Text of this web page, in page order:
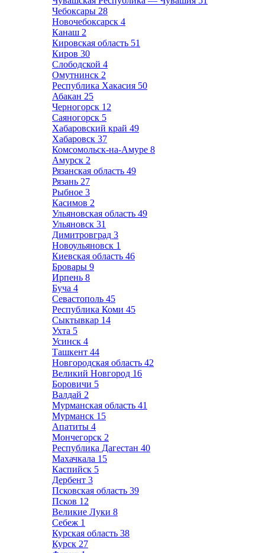
Чебоксары 28
Новочебоксарск 4
Канаш 2
Кировская область 51
Киров 30
Слободской 4
Омутнинск 2
Республика Хакасия 50
Абакан 25
Черногорск 12
Саяногорск 5
Хабаровский край 49
Хабаровск 37
Комсомольск-на-Амуре 8
Амурск 2
Рязанская область 49
Рязань 27
Рыбное 3
Касимов 2
Ульяновская область 49
Ульяновск 31
Димитровград 3
Новоульяновск 1
Киевская область 46
Бровары 9
Ирпень 8
Буча 4
Севастополь 45
Республика Коми 45
Сыктывкар 14
Ухта 5
Усинск 4
Ташкент 44
Новгородская область 42
Великий Новгород 16
Боровичи 5
Валдай 2
Мурманская область 41
Мурманск 15
Апатиты 4
Мончегорск 2
Республика Дагестан 40
Махачкала 15
Каспийск 5
Дербент 3
Псковская область 39
Псков 12
Великие Луки 8
Себеж 1
Курская область 38
Курск 27